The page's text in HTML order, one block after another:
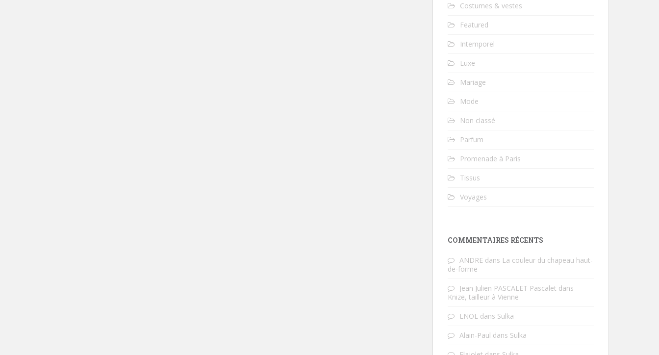
Costumes & vestes
Featured
Intemporel
Luxe
Mariage
Mode
Non classé
Parfum
Promenade à Paris
Tissus
Voyages
COMMENTAIRES RÉCENTS
ANDRE dans La couleur du chapeau haut-
de-forme
Jean Julien PASCALET Pascalet dans
Knize, tailleur à Vienne
LNOL dans Sulka
Alain-Paul dans Sulka